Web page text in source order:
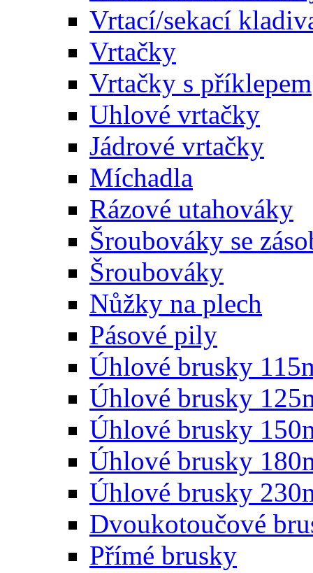
Vrtací/sekací
Vrtačky
Vrtačky s příklepem
Uhlové vrtačky
Jádrové vrtačky
Míchadla
Rázové utahováky
Šroubováky se
Šroubováky
Nůžky na plech
Pásové pily
Úhlové brusky
Úhlové brusky
Úhlové brusky
Úhlové brusky
Úhlové brusky
Dvoukotoučové
Přímé brusky